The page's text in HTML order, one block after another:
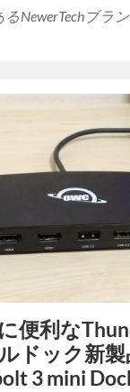
NewerTechブラ
便利な
ドック新
3 mini